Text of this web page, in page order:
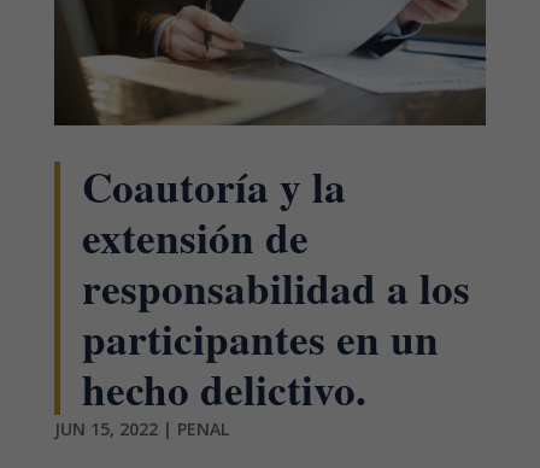
Coautoría y la
extensión de
responsabilidad a los
participantes en un
hecho delictivo.
JUN 15, 2022| PENAL